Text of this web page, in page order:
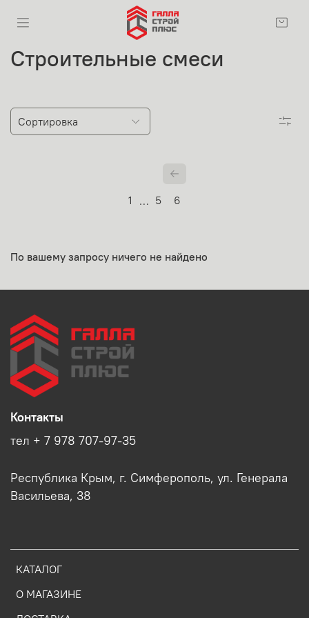
Строительные смеси
1 … 5 6
По вашему запросу ничего не найдено
КАТАЛОГ
О МАГАЗИНЕ
Контакты
тел + 7 978 707-97-35
Республика Крым, г. Симферополь, ул. Генерала
Васильева, 38